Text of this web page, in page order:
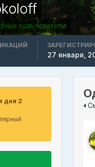
пользователи
27 января,
дня 2